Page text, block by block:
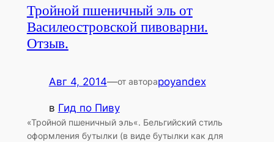
Тройной пшеничный эль от
Василеостровской пивоварни.
Отзыв.
Авг 4, 2014—от автораpoyandex
в Гид по Пиву
«Тройной пшеничный эль«. Бельгийский стиль
оформления бутылки (в виде бутылки как для